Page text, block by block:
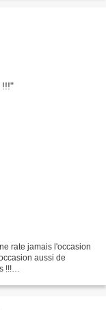
rate jamais l'occasion
aussi de
!!!